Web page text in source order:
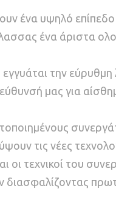
ένα υψηλό επίπεδο
ένα άριστα
την
μας για
τις νέες
τεχνικοί του